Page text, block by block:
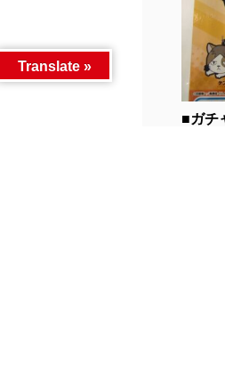
■ガチ
Translate »